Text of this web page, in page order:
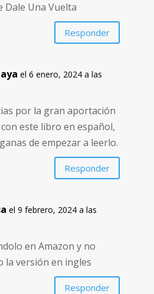
Dale Una Vuelta
Responder
el 6 enero, 2024 a las
por la gran aportación
este libro en español,
de empezar a leerlo.
Responder
el 9 febrero, 2024 a las
en Amazon y no
la versión en ingles
Responder